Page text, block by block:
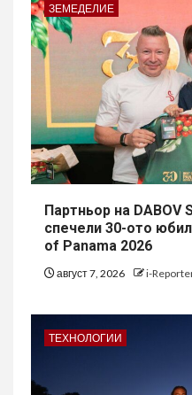
ЗЕМЕДЕЛИЕ
Партньор на DABOV
спечели 30-ото
of Panama 2026
август 7, 2026 i-
ТЕХНОЛОГИИ